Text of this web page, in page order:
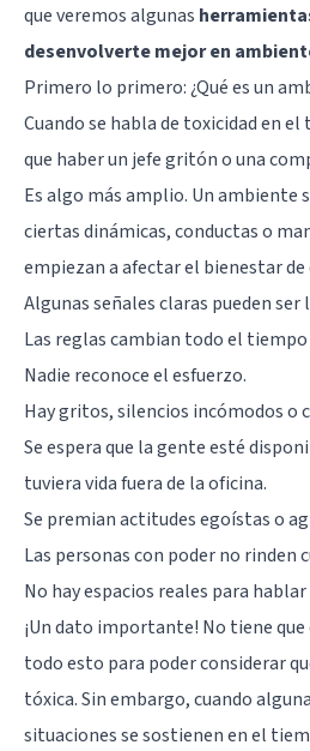
que veremos algunas
desenvolverte mejor en
Primero lo primero: ¿Qué es un
Cuando se habla de toxicidad en
que haber un jefe gritón o una
Es algo más amplio. Un ambiente
ciertas dinámicas, conductas o
empiezan a afectar el bienestar
Algunas señales claras pueden ser
Las reglas cambian todo el
Nadie reconoce el esfuerzo.
Hay gritos, silencios incómodos o
Se espera que la gente esté
tuviera vida fuera de la oficina.
Se premian actitudes egoístas o
Las personas con poder no rinden
No hay espacios reales para
¡Un dato importante! No tiene
todo esto para poder considerar
tóxica. Sin embargo, cuando
situaciones se sostienen en el